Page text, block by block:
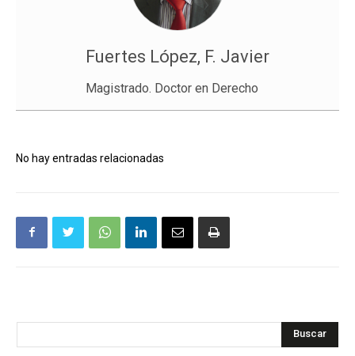
Fuertes López, F. Javier
Magistrado. Doctor en Derecho
No hay entradas relacionadas
Buscar